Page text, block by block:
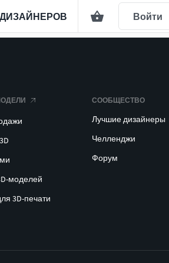
Войти
моделей
3D-печати
СООБЩЕСТВО
Лучшие дизайнеры
Челленджи
Форум